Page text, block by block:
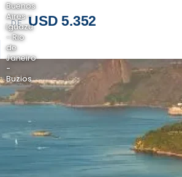
DE USD 5.352
Buenos
Aires -
Iguazu
- Rio
de
Janeiro
-
Buzios